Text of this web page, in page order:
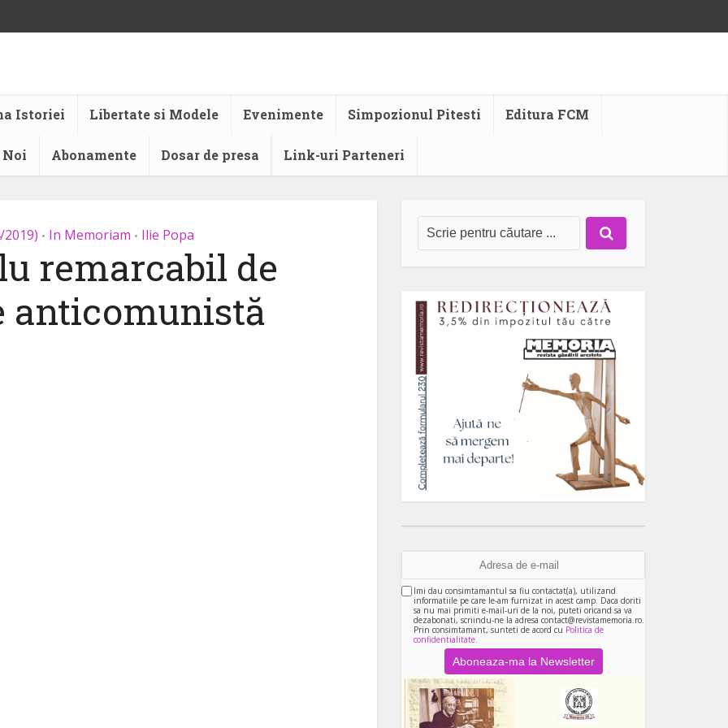
Istoriei Libertate si Modele Evenimente Simpozionul Pitesti Editura FCM
Noi Abonamente Dosar de presa Link-uri Parteneri
2019) • In Memoriam • Ilie Popa
remarcabil de
anticomunistă
Imi dau consimtamantul sa fiu contactat(a), utilizand
informatiile pe care le-am furnizat in acest camp. Daca doriti
sa nu mai primiti e-mail-uri de la noi, puteti oricand sa va
dezabonati, scriindu-ne la adresa contact@revistamemoria.ro.
Prin consimtamant, sunteti de acord cu Politica de
confidentialitate.